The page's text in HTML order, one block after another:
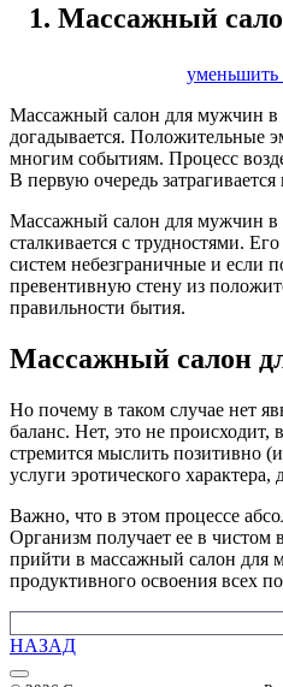
Массажный
уменьшить
Массажный салон для мужчин в
догадывается. Положительные
многим событиям. Процесс
В первую очередь
Массажный салон для мужчин в
сталкивается с трудностями.
систем небезграничные и если
превентивную стену из
правильности бытия.
Массажный салон
Но почему в таком случае нет
баланс. Нет, это не
стремится мыслить позитивно
услуги эротического
Важно, что в этом процессе
Организм получает ее в чистом
прийти в массажный салон для
продуктивного освоения всех
НАЗАД